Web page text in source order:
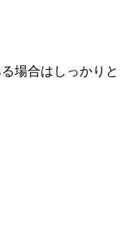
場合はしっかりと